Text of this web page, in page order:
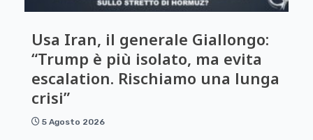
Usa Iran, il generale Giallongo:
“Trump è più isolato, ma evita
escalation. Rischiamo una lunga
crisi”
5 Agosto 2026